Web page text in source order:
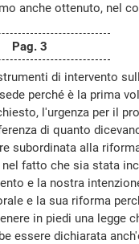
anche ottenuto, nel
Pag. 3
di intervento
perché è la prima
l'urgenza per il
di quanto
subordinata alla
fatto che sia stata
e la nostra
e la sua riforma
in piedi una legge
essere dichiarata